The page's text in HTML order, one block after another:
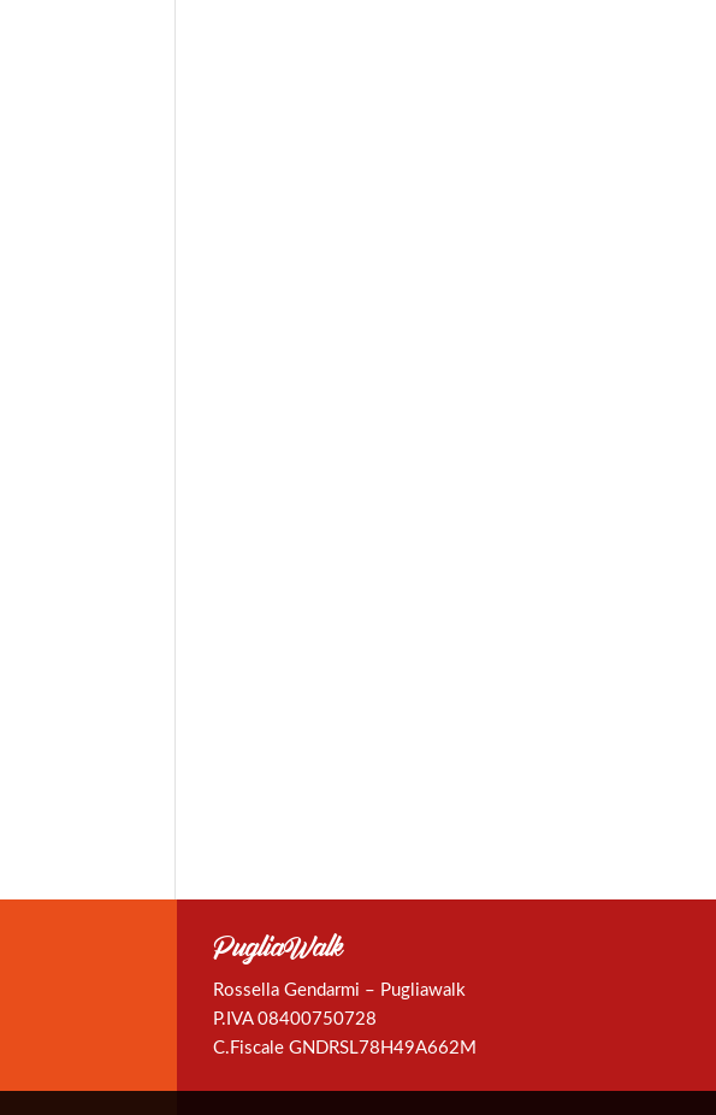
PugliaWalk
Rossella Gendarmi – Pugliawalk
P.IVA 08400750728
C.Fiscale GNDRSL78H49A662M